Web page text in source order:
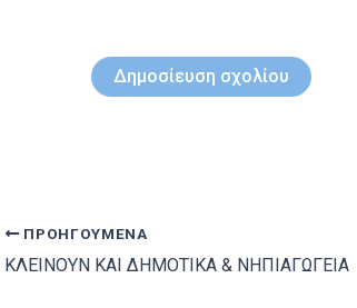
ΠΡΟΗΓΟΎΜΕΝΑ
ΚΛΕΙΝΟΥΝ ΚΑΙ ΔΗΜΟΤΙΚΑ & ΝΗΠΙΑΓΩΓΕΙΑ